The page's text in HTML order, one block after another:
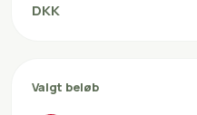
DKK
Valgt beløb